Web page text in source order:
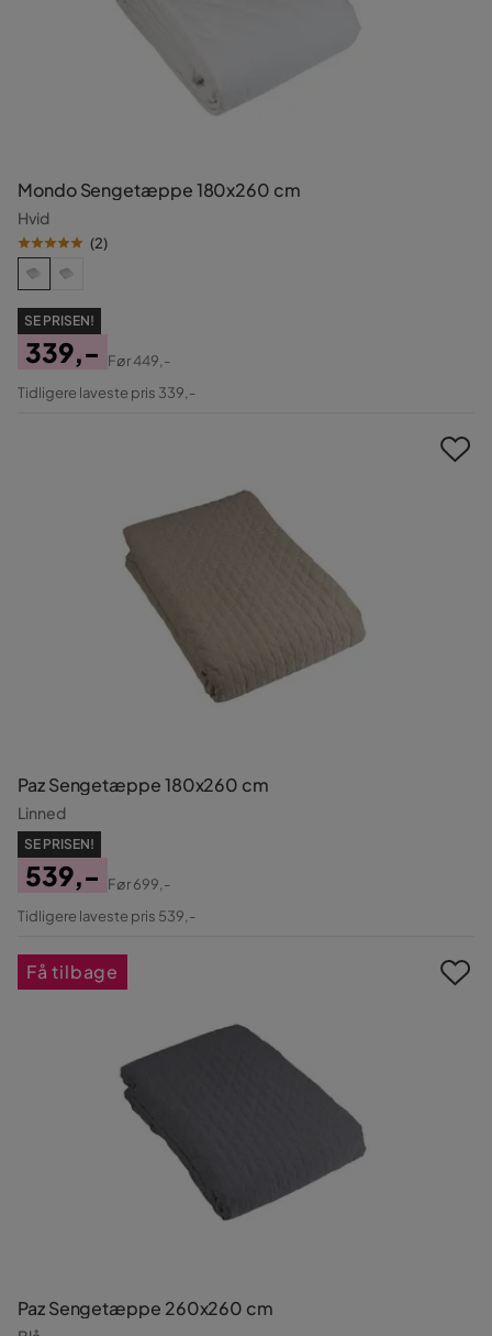
Mondo Sengetæppe 180x260 cm
Hvid
(2)
SE PRISEN!
Pris
339,-
Original
Før449,-
Tidligere laveste pris 339,-
Paz Sengetæppe 180x260 cm
Linned
SE PRISEN!
Pris
539,-
Original
Før699,-
Tidligere laveste pris 539,-
Paz Sengetæppe 260x260 cm
Få tilbage